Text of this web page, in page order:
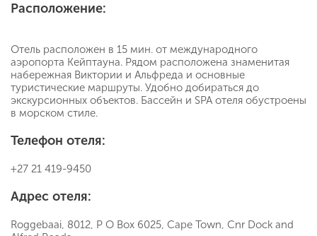
Расположение:
Отель расположен в 15 мин. от международного
аэропорта Кейптауна. Рядом расположена знаменитая
набережная Виктории и Альфреда и основные
туристические маршруты. Удобно добираться до
экскурсионных объектов. Бассейн и SPA отеля обустроены
в морском стиле.
Телефон отеля:
+27 21 419-9450
Адрес отеля:
Roggebaai, 8012, P O Box 6025, Cape Town, Cnr Dock and